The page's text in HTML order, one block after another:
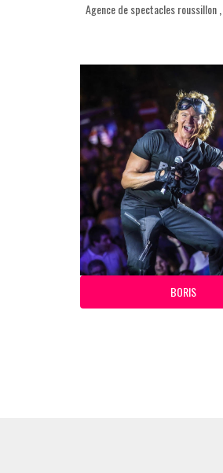
Agence de spectacles roussillon
BORIS